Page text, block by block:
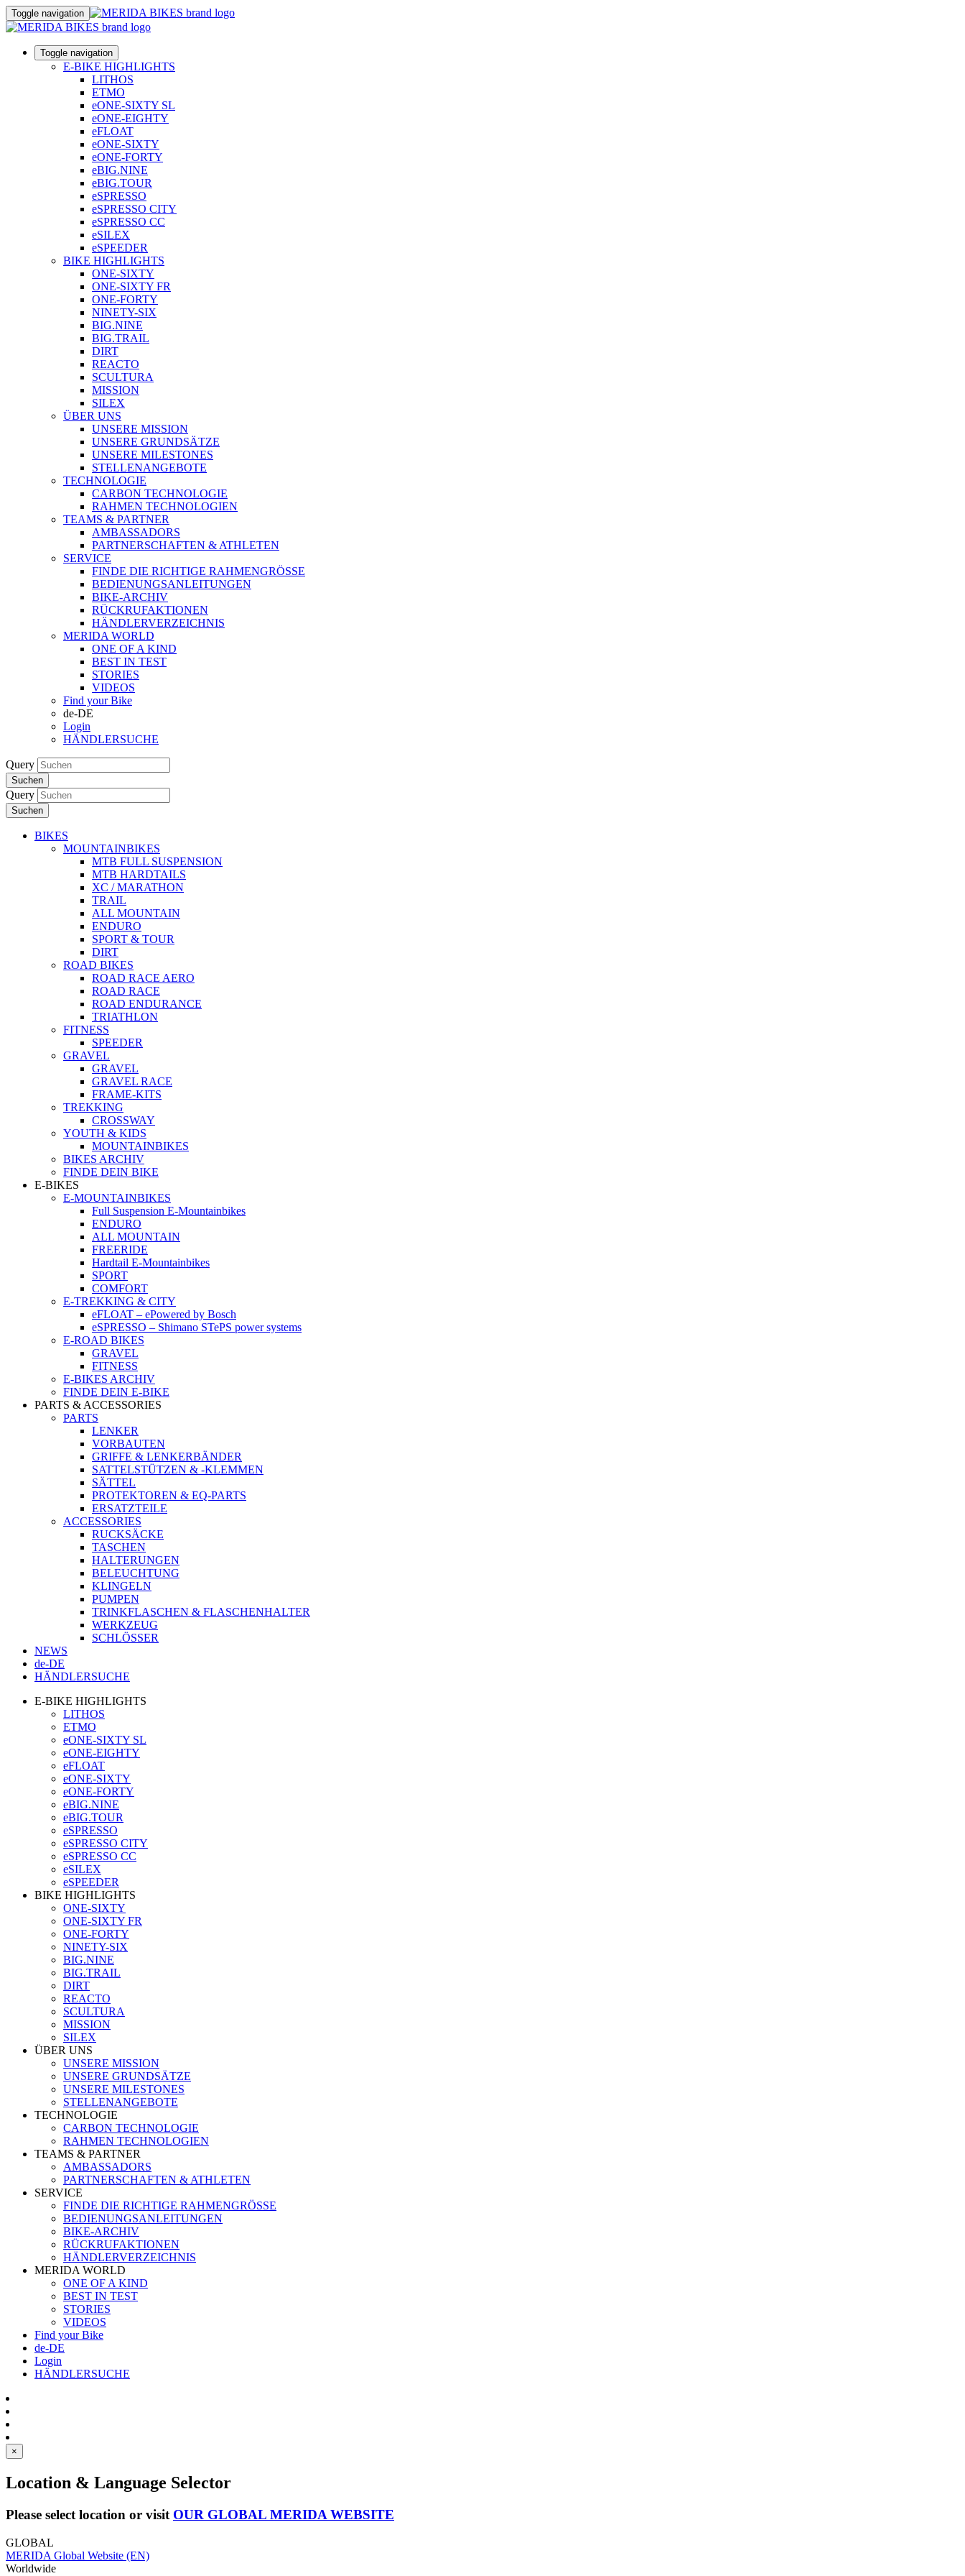
Toggle navigation
Toggle navigation
E-BIKE HIGHLIGHTS
LITHOS
ETMO
eONE-SIXTY SL
eONE-EIGHTY
eFLOAT
eONE-SIXTY
eONE-FORTY
eBIG.NINE
eBIG.TOUR
eSPRESSO
eSPRESSO CITY
eSPRESSO CC
eSILEX
eSPEEDER
BIKE HIGHLIGHTS
ONE-SIXTY
ONE-SIXTY FR
ONE-FORTY
NINETY-SIX
BIG.NINE
BIG.TRAIL
DIRT
REACTO
SCULTURA
MISSION
SILEX
ÜBER UNS
UNSERE MISSION
UNSERE GRUNDSÄTZE
UNSERE MILESTONES
STELLENANGEBOTE
TECHNOLOGIE
CARBON TECHNOLOGIE
RAHMEN TECHNOLOGIEN
TEAMS & PARTNER
AMBASSADORS
PARTNERSCHAFTEN & ATHLETEN
SERVICE
FINDE DIE RICHTIGE RAHMENGRÖSSE
BEDIENUNGSANLEITUNGEN
BIKE-ARCHIV
RÜCKRUFAKTIONEN
HÄNDLERVERZEICHNIS
MERIDA WORLD
ONE OF A KIND
BEST IN TEST
STORIES
VIDEOS
Find your Bike
de-DE
Login
HÄNDLERSUCHE
Query
Suchen
Query
Suchen
BIKES
MOUNTAINBIKES
MTB FULL SUSPENSION
MTB HARDTAILS
XC / MARATHON
TRAIL
ALL MOUNTAIN
ENDURO
SPORT & TOUR
DIRT
ROAD BIKES
ROAD RACE AERO
ROAD RACE
ROAD ENDURANCE
TRIATHLON
FITNESS
SPEEDER
GRAVEL
GRAVEL
GRAVEL RACE
FRAME-KITS
TREKKING
CROSSWAY
YOUTH & KIDS
MOUNTAINBIKES
BIKES ARCHIV
FINDE DEIN BIKE
E-BIKES
E-MOUNTAINBIKES
Full Suspension E-Mountainbikes
ENDURO
ALL MOUNTAIN
FREERIDE
Hardtail E-Mountainbikes
SPORT
COMFORT
E-TREKKING & CITY
eFLOAT – ePowered by Bosch
eSPRESSO – Shimano STePS power systems
E-ROAD BIKES
GRAVEL
FITNESS
E-BIKES ARCHIV
FINDE DEIN E-BIKE
PARTS & ACCESSORIES
PARTS
LENKER
VORBAUTEN
GRIFFE & LENKERBÄNDER
SATTELSTÜTZEN & -KLEMMEN
SÄTTEL
PROTEKTOREN & EQ-PARTS
ERSATZTEILE
ACCESSORIES
RUCKSÄCKE
TASCHEN
HALTERUNGEN
BELEUCHTUNG
KLINGELN
PUMPEN
TRINKFLASCHEN & FLASCHENHALTER
WERKZEUG
SCHLÖSSER
NEWS
de-DE
HÄNDLERSUCHE
E-BIKE HIGHLIGHTS
LITHOS
ETMO
eONE-SIXTY SL
eONE-EIGHTY
eFLOAT
eONE-SIXTY
eONE-FORTY
eBIG.NINE
eBIG.TOUR
eSPRESSO
eSPRESSO CITY
eSPRESSO CC
eSILEX
eSPEEDER
BIKE HIGHLIGHTS
ONE-SIXTY
ONE-SIXTY FR
ONE-FORTY
NINETY-SIX
BIG.NINE
BIG.TRAIL
DIRT
REACTO
SCULTURA
MISSION
SILEX
ÜBER UNS
UNSERE MISSION
UNSERE GRUNDSÄTZE
UNSERE MILESTONES
STELLENANGEBOTE
TECHNOLOGIE
CARBON TECHNOLOGIE
RAHMEN TECHNOLOGIEN
TEAMS & PARTNER
AMBASSADORS
PARTNERSCHAFTEN & ATHLETEN
SERVICE
FINDE DIE RICHTIGE RAHMENGRÖSSE
BEDIENUNGSANLEITUNGEN
BIKE-ARCHIV
RÜCKRUFAKTIONEN
HÄNDLERVERZEICHNIS
MERIDA WORLD
ONE OF A KIND
BEST IN TEST
STORIES
VIDEOS
Find your Bike
de-DE
Login
HÄNDLERSUCHE
×
Location & Language Selector
Please select location or visit OUR GLOBAL MERIDA WEBSITE
GLOBAL
MERIDA Global Website (EN)
Worldwide